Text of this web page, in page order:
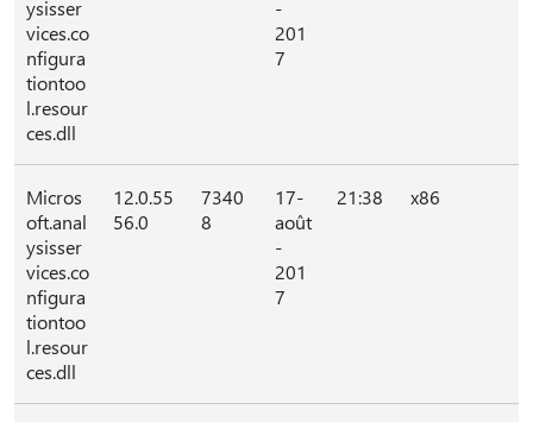
ysisser
vices.co
nfigura
tiontoo
l.resour
ces.dll
-
201
7
Micros
oft.anal
ysisser
vices.co
nfigura
tiontoo
l.resour
ces.dll
12.0.55
56.0
7340
8
17-
août
-
201
7
21:38 x86